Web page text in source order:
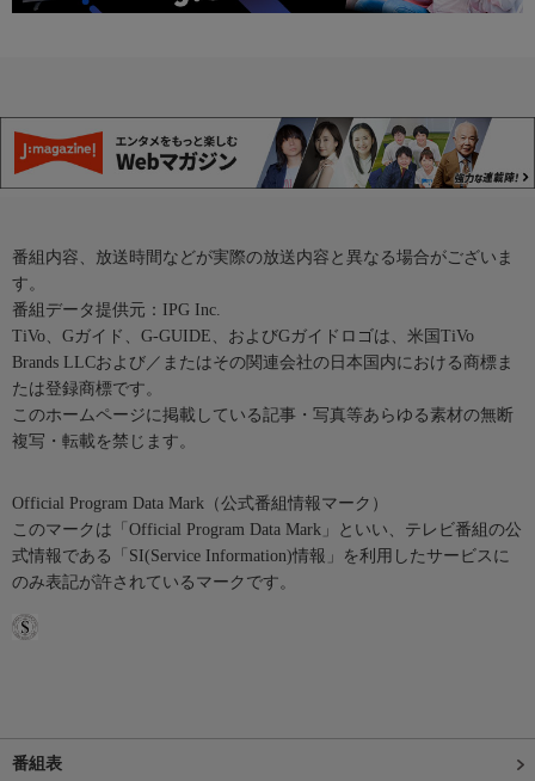
番組内容、放送時間などが実際の放送内容と異なる場合がございま
す。
番組データ提供元：IPG Inc.
TiVo、Gガイド、G-GUIDE、およびGガイドロゴは、米国TiVo
Brands LLCおよび／またはその関連会社の日本国内における商標ま
たは登録商標です。
このホームページに掲載している記事・写真等あらゆる素材の無断
複写・転載を禁じます。
Official Program Data Mark（公式番組情報マーク）
このマークは「Official Program Data Mark」といい、テレビ番組の公
式情報である「SI(Service Information)情報」を利用したサービスに
のみ表記が許されているマークです。
番組表